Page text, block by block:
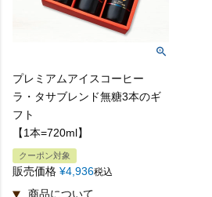
プレミアムアイスコーヒー
ラ・タサブレンド無糖3本のギ
フト
【1本=720ml】
クーポン対象
販売価格 ¥4,936税込